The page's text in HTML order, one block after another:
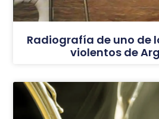
Radiografía de uno de
violentos de